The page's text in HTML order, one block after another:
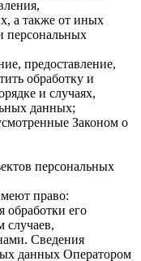
а также от иных
персональных
предоставление,
обработку и
и случаях,
данных;
Законом о
персональных
право:
его
случаев,
Сведения
данных Оператором